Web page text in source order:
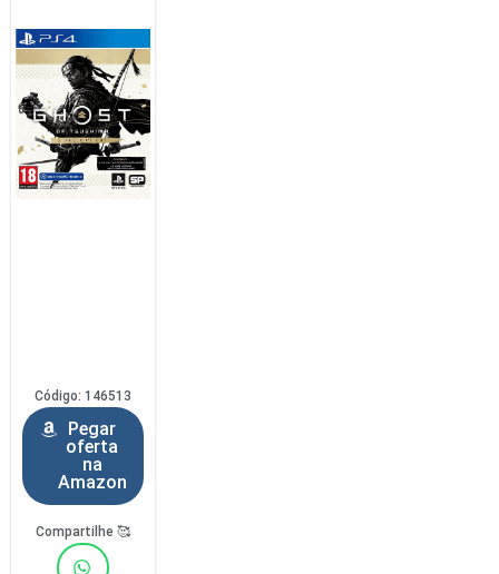
Código: 146513
Pegar
oferta
na
Amazon
Compartilhe 🥰